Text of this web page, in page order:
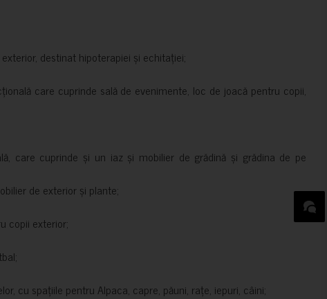
destinat hipoterapiei și echitației;
care cuprinde sală de evenimente, loc de joacă pentru copii,
care cuprinde și un iaz și mobilier de grădină și grădina de pe
de exterior și plante;
copii exterior;
cu spațiile pentru Alpaca, capre, păuni, rațe, iepuri, câini;